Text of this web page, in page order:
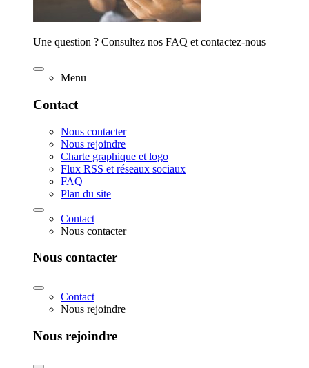
Une question ? Consultez nos FAQ et contactez-nous
Menu
Contact
Nous contacter
Nous rejoindre
Charte graphique et logo
Flux RSS et réseaux sociaux
FAQ
Plan du site
Contact
Nous contacter
Nous contacter
Contact
Nous rejoindre
Nous rejoindre